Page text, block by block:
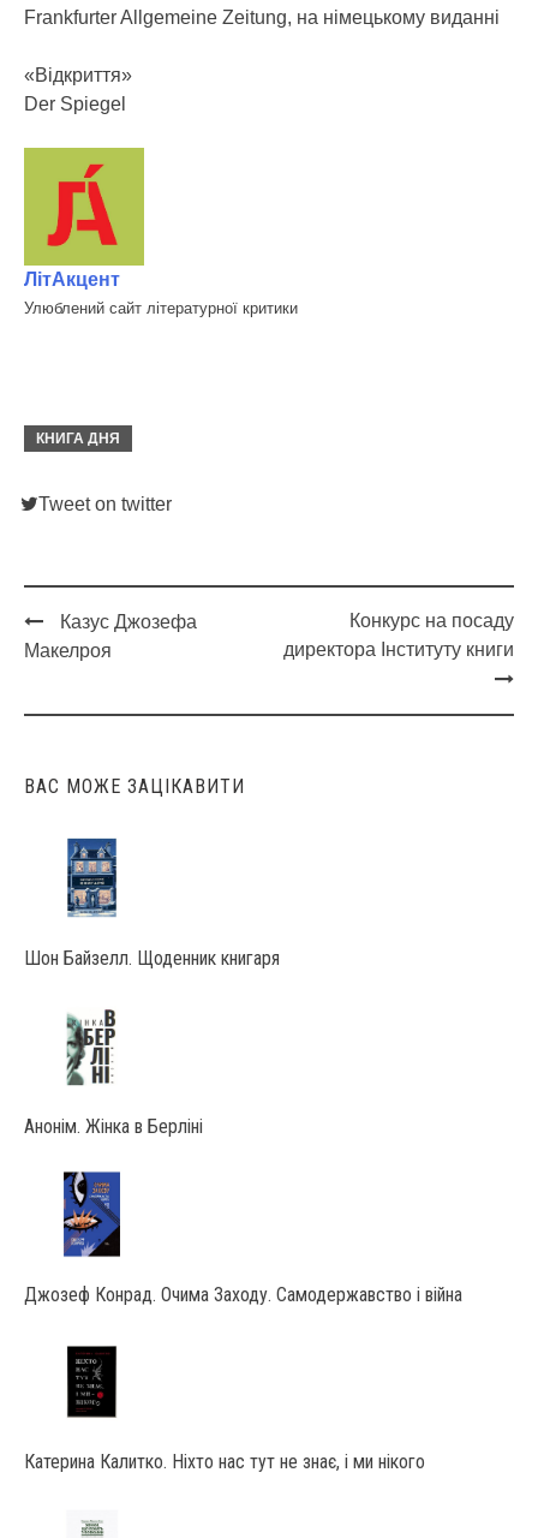
Frankfurter Allgemeine Zeitung, на німецькому виданні
«Відкриття»
Der Spiegel
ЛітАкцент
Улюблений сайт літературної критики
КНИГА ДНЯ
Tweet on twitter
Post
Казус Джозефа
Макелроя
Конкурс на посаду
директора Інституту книги
ВАС МОЖЕ ЗАЦІКАВИТИ
Шон Байзелл. Щоденник книгаря
Анонім. Жінка в Берліні
Джозеф Конрад. Очима Заходу. Самодержавство і війна
Катерина Калитко. Ніхто нас тут не знає, і ми нікого